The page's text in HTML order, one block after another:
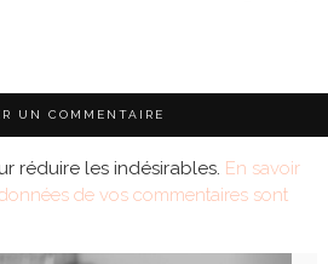
réduire les indésirables. En savoir
de vos commentaires sont